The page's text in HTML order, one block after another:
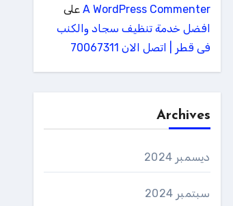
A WordPress Commenter على
افضل خدمة تنظيف سجاد والكنب
فى قطر | اتصل الان 70067311
Archives
ديسمبر 2024
سبتمبر 2024